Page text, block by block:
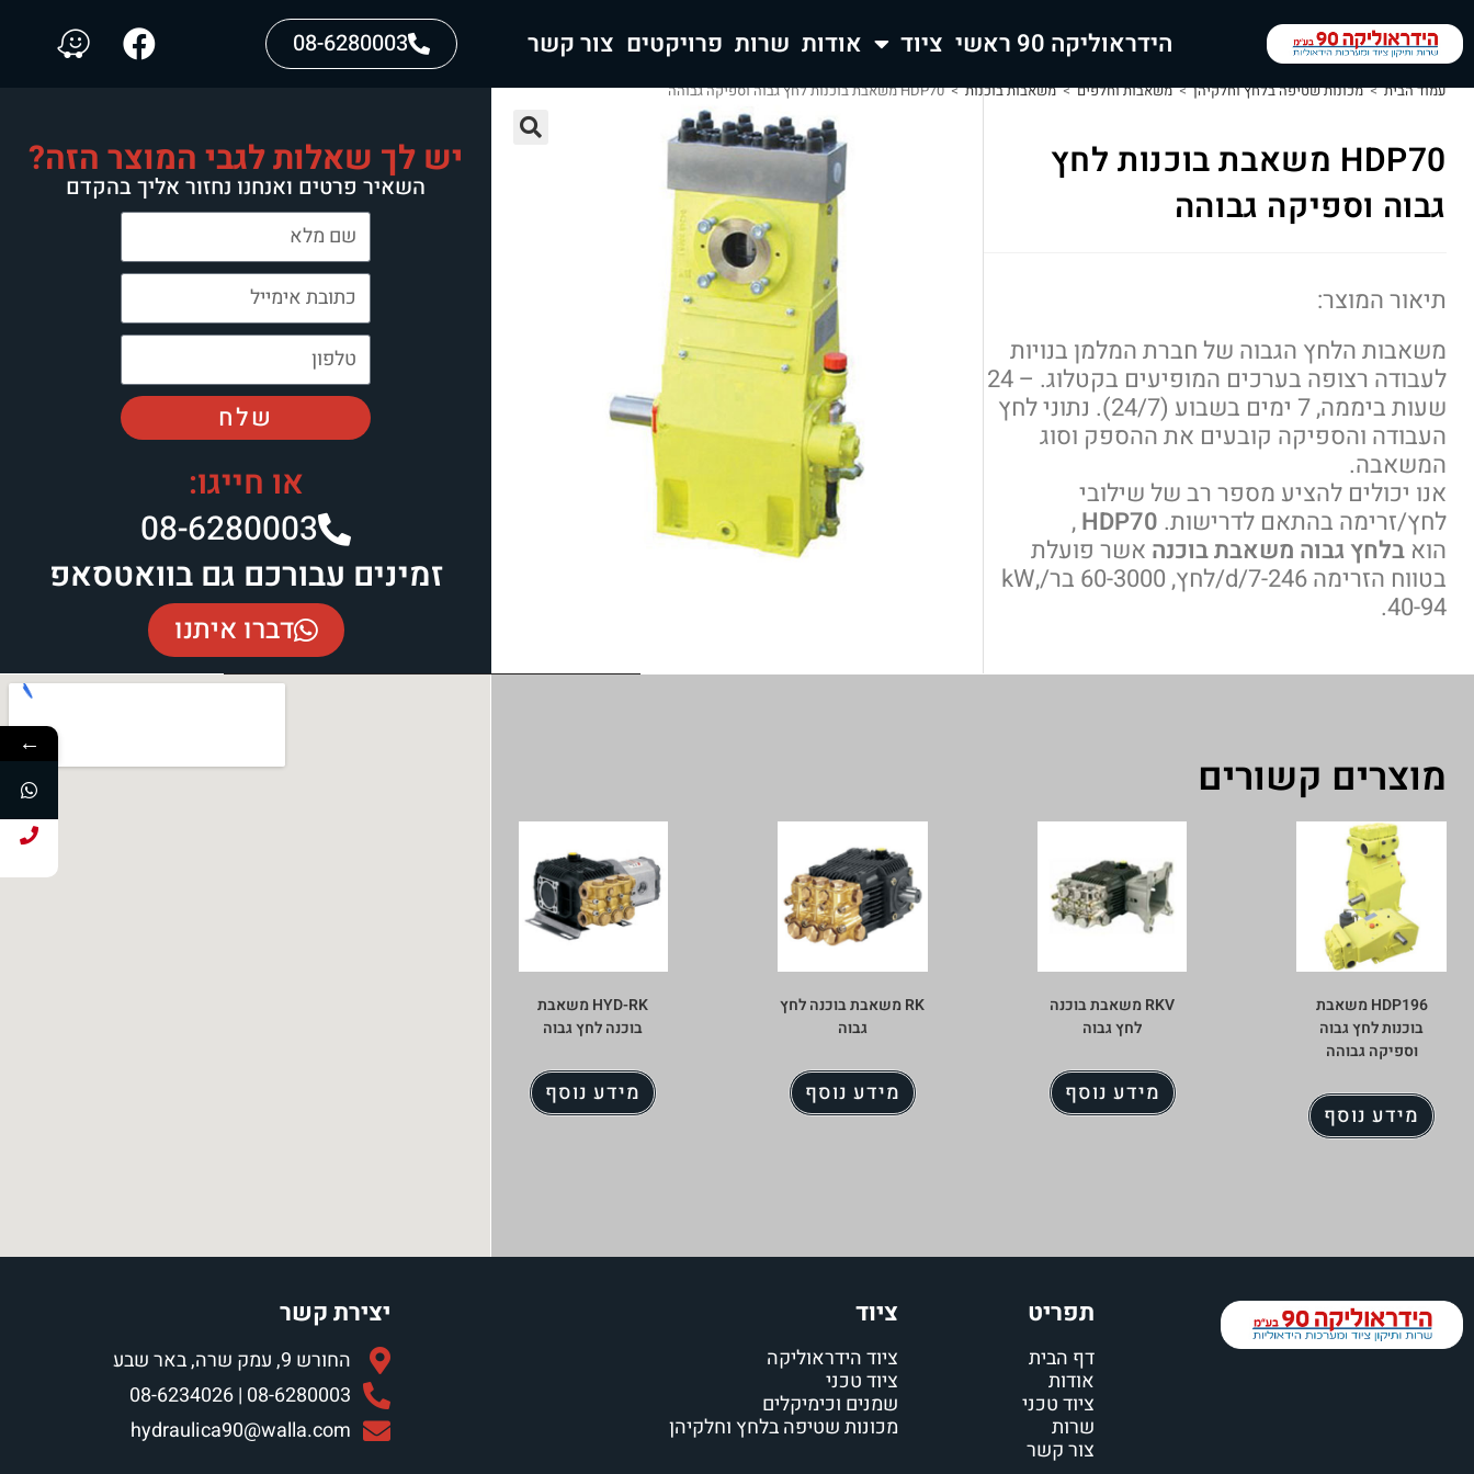
הידראוליקה 90 ראשי ציוד אודות שרות פרויקטים צור קשר 08-6280003
עמוד הבית > מכונות שטיפה בלחץ וחלקיהן > משאבות וחלפים > משאבות בוכנות > HDP70 משאבת בוכנות לחץ גבוה וספיקה גבוהה
HDP70 משאבת בוכנות לחץ
גבוה וספיקה גבוהה
תיאור המוצר:
משאבות הלחץ הגבוה של חברת המלמן בנויות
לעבודה רצופה בערכים המופיעים בקטלוג. – 24
שעות ביממה, 7 ימים בשבוע (24/7). נתוני לחץ
העבודה והספיקה קובעים את ההספק וסוג
המשאבה.
אנו יכולים להציע מספר רב של שילובי
לחץ/זרימה בהתאם לדרישות. HDP70
,
הוא בלחץ גבוה משאבת בוכנה אשר פועלת
בטווח הזרימה 7-246/d/לחץ, 60-3000 בר/kW,
40-94.
יש לך שאלות לגבי המוצר הזה?
השאיר פרטים ואנחנו נחזור אליך בהקדם
שלח
או חייגו:
08-6280003​
זמינים עבורכם גם בוואטסאפ
דברו איתנו
מוצרים קשורים
HDP196 משאבת
בוכנות לחץ גבוה
וספיקה גבוהה
מידע נוסף
RKV משאבת בוכנה
לחץ גבוה
מידע נוסף
RK משאבת בוכנה לחץ
גבוה
מידע נוסף
HYD-RK משאבת
בוכנה לחץ גבוה
מידע נוסף
תפריט
דף הבית
אודות
ציוד טכני
שרות
צור קשר
ציוד
ציוד הידראוליקה
ציוד טכני
שמנים וכימיקלים
מכונות שטיפה בלחץ וחלקיהן
יצירת קשר
החורש 9, עמק שרה, באר שבע
08-6280003 | 08-6234026
hydraulica90@walla.com
←